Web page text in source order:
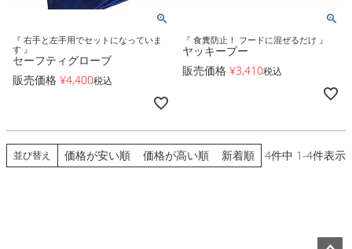
『 右手と左手用でセットになっていま
す 』
セーフティグローブ
販売価格 ¥4,400税込
『 食糞防止！ フードに混ぜるだけ 』
ヤッキープー
販売価格 ¥3,410税込
並び替え 価格が安い順 価格が高い順 新着順 4件中 1-4件表示